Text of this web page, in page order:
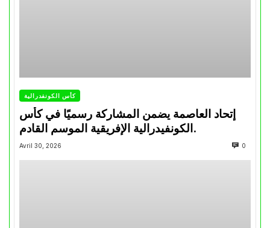
كأس الكونفدرالية
إتحاد العاصمة يضمن المشاركة رسميًا في كأس
الكونفيدرالية الإفريقية الموسم القادم.
Avril 30, 2026 0